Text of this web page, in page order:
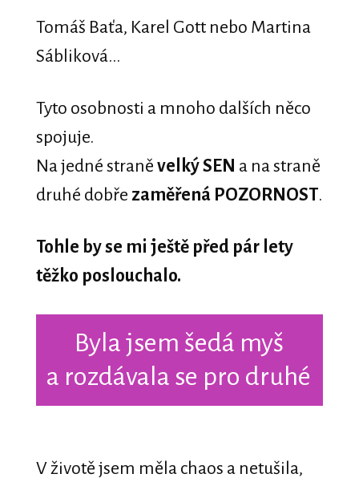
Tomáš Baťa, Karel Gott nebo Martina
Sábliková...
Tyto osobnosti a mnoho dalších něco
spojuje.
Na jedné straně velký SEN a na straně
druhé dobře zaměřená POZORNOST.
Tohle by se mi ještě před pár lety
těžko poslouchalo.
Byla jsem šedá myš
a rozdávala se pro druhé
V životě jsem měla chaos a netušila,